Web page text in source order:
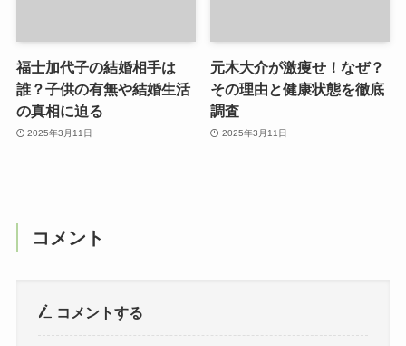
福士加代子の結婚相手は
誰？子供の有無や結婚生活
の真相に迫る
2025年3月11日
元木大介が激痩せ！なぜ？
その理由と健康状態を徹底
調査
2025年3月11日
コメント
コメントする